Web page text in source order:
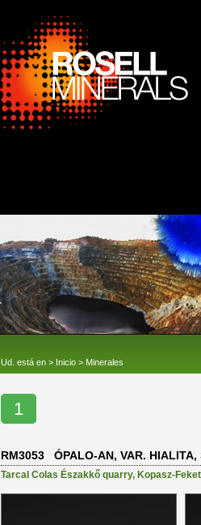
Ud. está en > Inicio > Minerales
1
RM3053 ÓPALO-AN, VAR. HIALITA,
Tarcal Colas Északkő quarry, Kopasz-